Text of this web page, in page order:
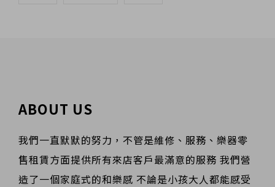
ABOUT US
我們一直默默的努力，不管是維修、服務、樂器零
售租賃方面提供所有來店客戶最滿意的服務 我們營
造了一個家庭式的和樂感 不論是小孩大人都能感受